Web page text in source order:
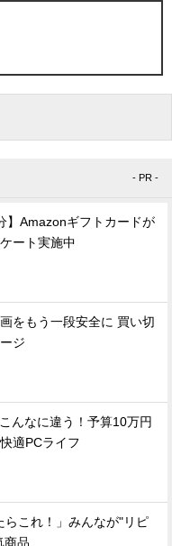
- PR -
】Amazonギフトカードが
ート実施中
をもう一段安全に 買い切
ジ
んなに違う！予算10万円
適PCライフ
らこれ！」みんなが"リピ
商品